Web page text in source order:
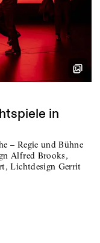
in
– Regie und Bühne
Alfred Brooks,
Lichtdesign Gerrit